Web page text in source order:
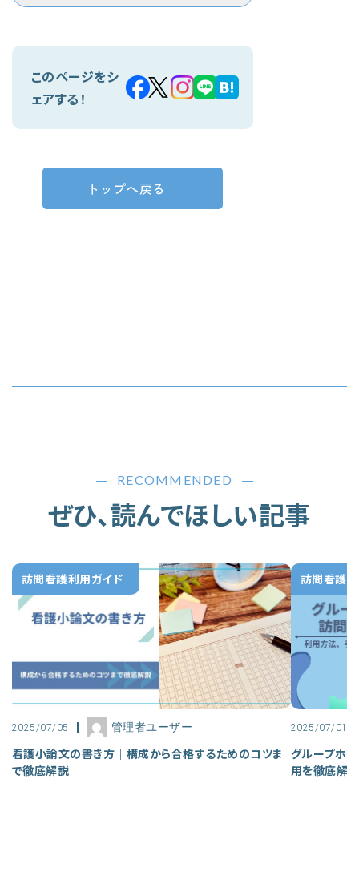
このページをシ
ェアする！
トップへ戻る
RECOMMENDED
ぜひ、読んでほしい記事
訪問看護利用ガイド
2025/07/05 管理者ユーザー
看護小論文の書き方｜構成から合格するためのコツま
で徹底解説
訪問看護
2025/07/01
グループホー
用を徹底解説